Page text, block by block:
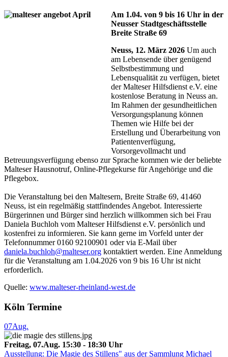
Am 1.04. von 9 bis 16 Uhr in der
Neusser Stadtgeschäftsstelle
Breite Straße 69
Neuss, 12. März 2026 Um auch
am Lebensende über genügend
Selbstbestimmung und
Lebensqualität zu verfügen, bietet
der Malteser Hilfsdienst e.V. eine
kostenlose Beratung in Neuss an.
Im Rahmen der gesundheitlichen
Versorgungsplanung können
Themen wie Hilfe bei der
Erstellung und Überarbeitung von
Patientenverfügung,
Vorsorgevollmacht und
Betreuungsverfügung ebenso zur Sprache kommen wie der beliebte
Malteser Hausnotruf, Online-Pflegekurse für Angehörige und die
Pflegebox.
Die Veranstaltung bei den Maltesern, Breite Straße 69, 41460
Neuss, ist ein regelmäßig stattfindendes Angebot. Interessierte
Bürgerinnen und Bürger sind herzlich willkommen sich bei Frau
Daniela Buchloh vom Malteser Hilfsdienst e.V. persönlich und
kostenfrei zu informieren. Sie kann gerne im Vorfeld unter der
Telefonnummer 0160 92100901 oder via E-Mail über
daniela.buchloh@malteser.org kontaktiert werden. Eine Anmeldung
für die Veranstaltung am 1.04.2026 von 9 bis 16 Uhr ist nicht
erforderlich.
Quelle: www.malteser-rheinland-west.de
Köln Termine
07Aug.
Freitag, 07.Aug. 15:30 - 18:30 Uhr
Ausstellung: Die Magie des Stillens" aus der Sammlung Michael